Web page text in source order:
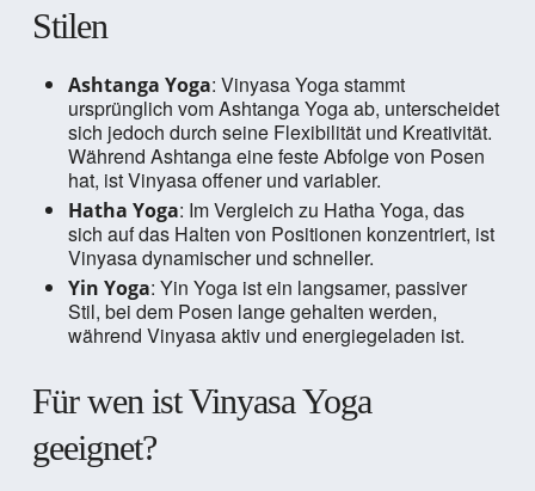
Stilen
Ashtanga Yoga: Vinyasa Yoga stammt
ursprünglich vom Ashtanga Yoga ab, unterscheidet
sich jedoch durch seine Flexibilität und Kreativität.
Während Ashtanga eine feste Abfolge von Posen
hat, ist Vinyasa offener und variabler.
Hatha Yoga: Im Vergleich zu Hatha Yoga, das
sich auf das Halten von Positionen konzentriert, ist
Vinyasa dynamischer und schneller.
Yin Yoga: Yin Yoga ist ein langsamer, passiver
Stil, bei dem Posen lange gehalten werden,
während Vinyasa aktiv und energiegeladen ist.
Für wen ist Vinyasa Yoga
geeignet?